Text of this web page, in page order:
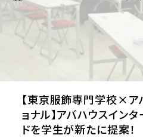
【東京服飾専門学校×ア
ョナル】アバハウスイン
ドを学生が新たに提案！